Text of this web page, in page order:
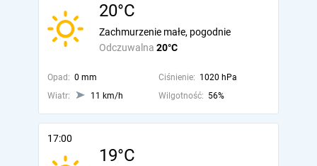
20°C
Odczuwalna 20°C
Zachmurzenie małe, pogodnie
Opad: 0 mm Ciśnienie: 1020 hPa
Wiatr:
11 km/h Wilgotność: 56%
17:00
19°C